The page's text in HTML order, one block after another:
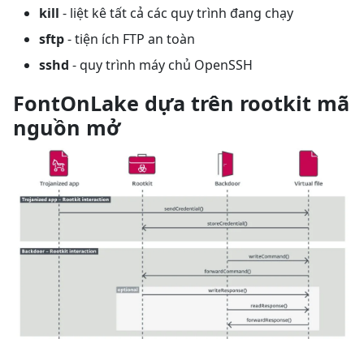
kill - liệt kê tất cả các quy trình đang chạy
sftp- tiện ích FTP an toàn
sshd - quy trình máy chủ OpenSSH
FontOnLake dựa trên rootkit mã
nguồn mở